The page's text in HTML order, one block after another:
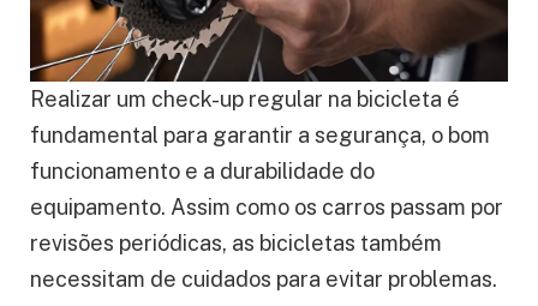
Realizar um check-up regular na bicicleta é
fundamental para garantir a segurança, o bom
funcionamento e a durabilidade do
equipamento. Assim como os carros passam por
revisões periódicas, as bicicletas também
necessitam de cuidados para evitar problemas.